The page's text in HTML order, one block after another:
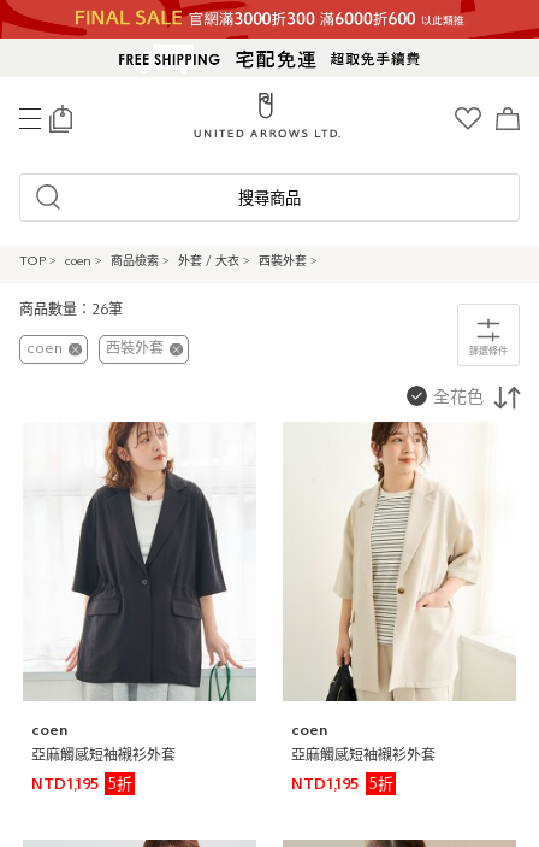
搜尋商品
TOP > coen > 商品檢索 > 外套 / 大衣 > 西裝外套 >
商品數量：26筆
篩選條件
coen 西裝外套
全花色
coen
亞麻觸感短袖襯衫外套
NTD1,195
5折
coen
亞麻觸感短袖襯衫外套
NTD1,195
5折